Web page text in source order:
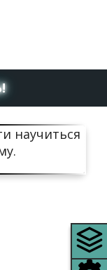
научиться